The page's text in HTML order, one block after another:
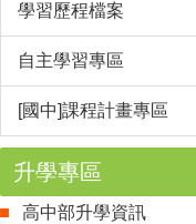
學習歷程檔案
自主學習專區
[國中]課程計畫專區
升學專區
高中部升學資訊